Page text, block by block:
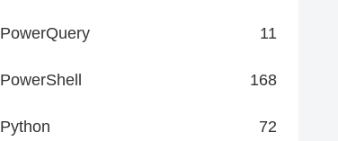
PowerQuery 11
PowerShell 168
Python 72